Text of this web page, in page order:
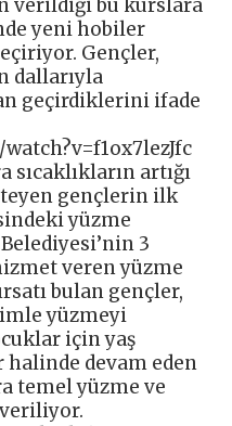
verildiği bu kurslara
yeni hobiler
Gençler,
dallarıyla
geçirdiklerini ifade
sıcaklıkların artığı
gençlerin ilk
yüzme
3
veren yüzme
bulan gençler,
yüzmeyi
için yaş
halinde devam eden
temel yüzme ve